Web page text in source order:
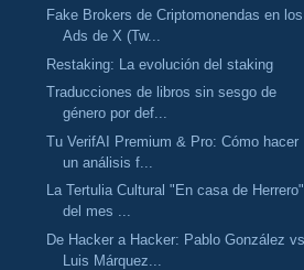
Fake Brokers de Criptomonendas en los
Ads de X (Tw...
Restaking: La evolución del staking
Traducciones de libros sin sesgo de
género por def...
Tu VerifAI Premium & Pro: Cómo hacer
un análisis f...
La Tertulia Cultural "En casa de Herrero"
del mes ...
De Hacker a Hacker: Pablo González vs
Luis Márquez...